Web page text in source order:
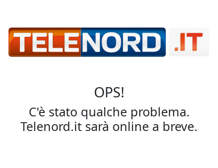
OPS!
C'è stato qualche problema.
Telenord.it sarà online a breve.